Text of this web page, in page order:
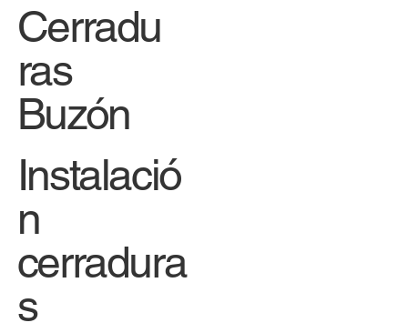
Cerradu
ras
Buzón
Instalació
n
cerradura
s